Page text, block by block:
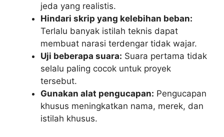
jeda yang realistis.
Hindari skrip yang kelebihan beban:
Terlalu banyak istilah teknis dapat
membuat narasi terdengar tidak wajar.
Uji beberapa suara: Suara pertama tidak
selalu paling cocok untuk proyek
tersebut.
Gunakan alat pengucapan: Pengucapan
khusus meningkatkan nama, merek, dan
istilah khusus.